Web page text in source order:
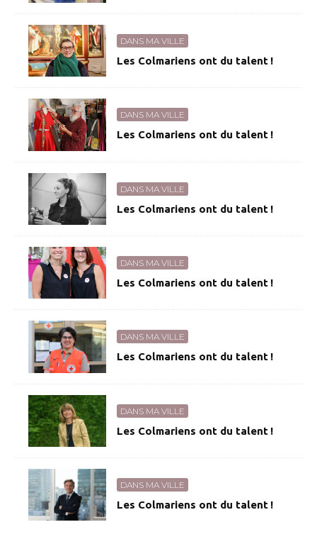
DANS MA VILLE
Les Colmariens ont du talent !
DANS MA VILLE
Les Colmariens ont du talent !
DANS MA VILLE
Les Colmariens ont du talent !
DANS MA VILLE
Les Colmariens ont du talent !
DANS MA VILLE
Les Colmariens ont du talent !
DANS MA VILLE
Les Colmariens ont du talent !
DANS MA VILLE
Les Colmariens ont du talent !